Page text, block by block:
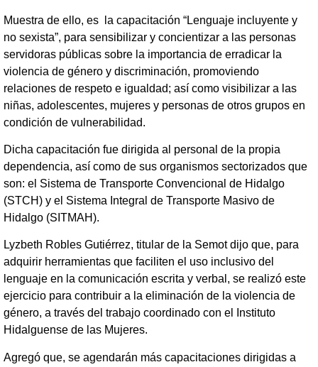
Muestra de ello, es la capacitación “Lenguaje incluyente y
no sexista”, para sensibilizar y concientizar a las personas
servidoras públicas sobre la importancia de erradicar la
violencia de género y discriminación, promoviendo
relaciones de respeto e igualdad; así como visibilizar a las
niñas, adolescentes, mujeres y personas de otros grupos en
condición de vulnerabilidad.
Dicha capacitación fue dirigida al personal de la propia
dependencia, así como de sus organismos sectorizados que
son: el Sistema de Transporte Convencional de Hidalgo
(STCH) y el Sistema Integral de Transporte Masivo de
Hidalgo (SITMAH).
Lyzbeth Robles Gutiérrez, titular de la Semot dijo que, para
adquirir herramientas que faciliten el uso inclusivo del
lenguaje en la comunicación escrita y verbal, se realizó este
ejercicio para contribuir a la eliminación de la violencia de
género, a través del trabajo coordinado con el Instituto
Hidalguense de las Mujeres.
Agregó que, se agendarán más capacitaciones dirigidas a